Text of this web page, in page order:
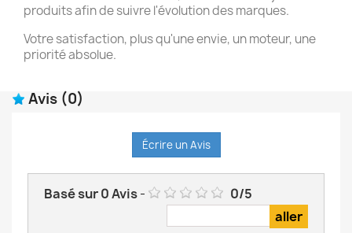
produits afin de suivre l'évolution des marques.
Votre satisfaction, plus qu'une envie, un moteur, une
priorité absolue.
Avis (0)
Écrire un Avis
Basé sur0Avis- 0/5